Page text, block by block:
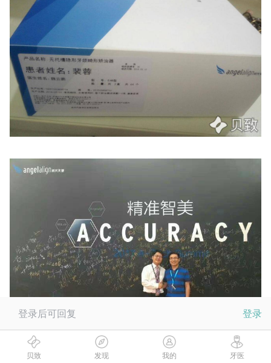
登录后可回复 登录
贝致 发现 我的 牙医